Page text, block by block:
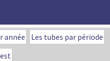
année
Les tubes par période